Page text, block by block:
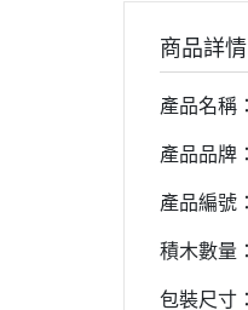
商品詳情
產品名稱
產品品牌
產品編號
積木數量
包裝尺寸